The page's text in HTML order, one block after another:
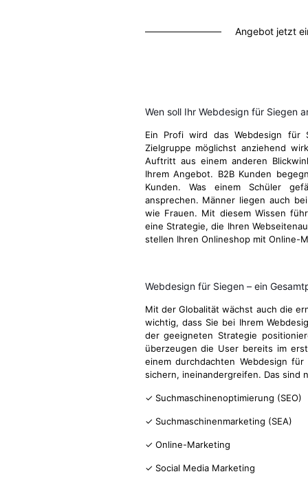
Angebot jetzt
Wen soll Ihr Webdesign für Siegen
Ein Profi wird das Webdesign
Zielgruppe möglichst anziehend
Auftritt aus einem anderen
Ihrem Angebot. B2B Kunden
Kunden. Was einem Schüler
ansprechen. Männer liegen auch
wie Frauen. Mit diesem Wissen
eine Strategie, die Ihren
stellen Ihren Onlineshop mit Online-
Webdesign für Siegen – ein
Mit der Globalität wächst auch die
wichtig, dass Sie bei Ihrem
der geeigneten Strategie
überzeugen die User bereits im
einem durchdachten Webdesign
sichern, ineinandergreifen. Das sind
✓ Suchmaschinenoptimierung (SEO)
✓ Suchmaschinenmarketing (SEA)
✓ Online-Marketing
✓ Social Media Marketing